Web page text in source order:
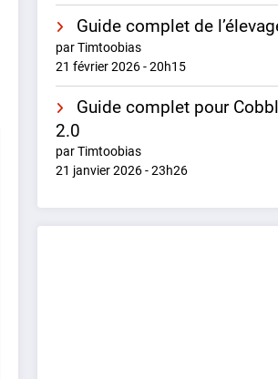
Guide complet de
par Timtoobias
21 février 2026 - 20h15
Guide complet pour
2.0
par Timtoobias
21 janvier 2026 - 23h26